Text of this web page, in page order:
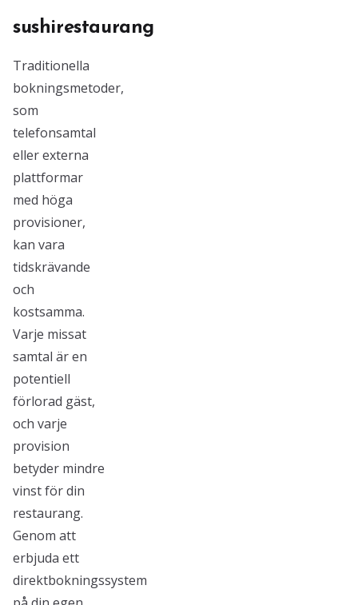
sushirestaurang
Traditionella
bokningsmetoder,
som
telefonsamtal
eller externa
plattformar
med höga
provisioner,
kan vara
tidskrävande
och
kostsamma.
Varje missat
samtal är en
potentiell
förlorad gäst,
och varje
provision
betyder mindre
vinst för din
restaurang.
Genom att
erbjuda ett
direktbokningssystem